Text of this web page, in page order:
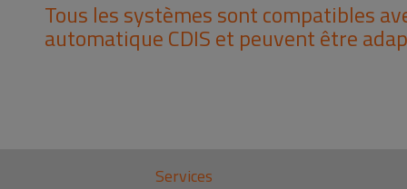
Tous les systèmes sont compatibles
automatique CDIS et peuvent être
Services